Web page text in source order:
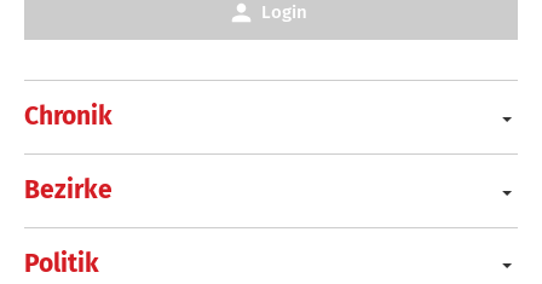
Chronik
Bezirke
Politik
Login